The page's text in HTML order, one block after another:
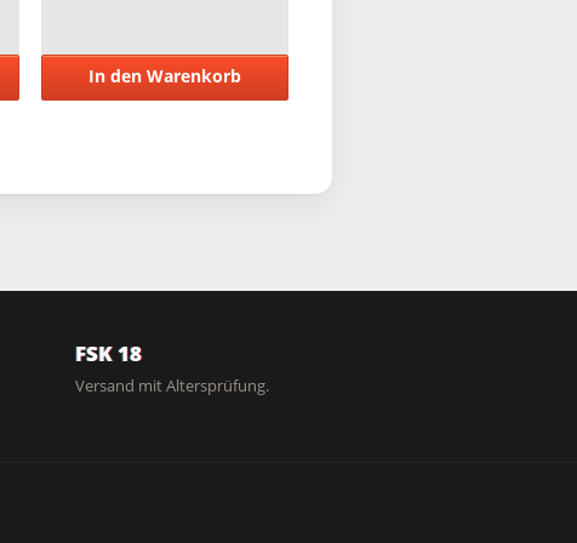
In den Warenkorb
FSK 18
Versand mit Altersprüfung.